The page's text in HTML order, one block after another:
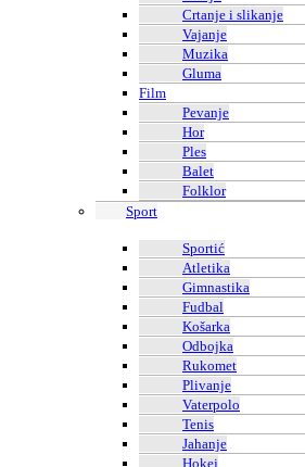
Crtanje i slikanje
Vajanje
Muzika
Gluma
Film
Pevanje
Hor
Ples
Balet
Folklor
Sport
Sportić
Atletika
Gimnastika
Fudbal
Košarka
Odbojka
Rukomet
Plivanje
Vaterpolo
Tenis
Jahanje
Hokej